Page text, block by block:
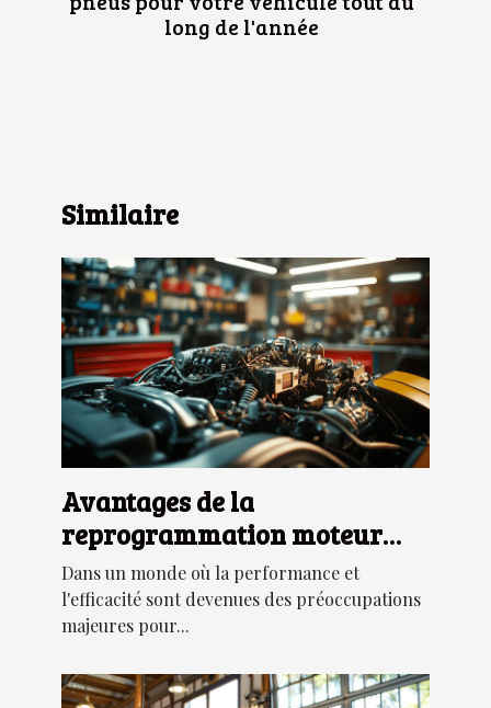
long de l'année
Similaire
Avantages de la
reprogrammation moteur
pour diverses marques de
véhicules
Dans un monde où la performance et
l'efficacité sont devenues des préoccupations
majeures pour...